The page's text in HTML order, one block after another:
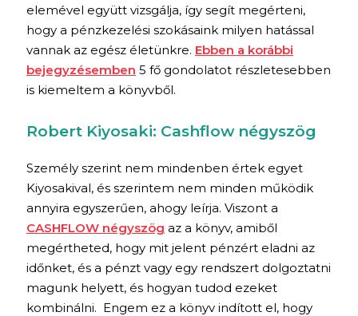
elemével együtt vizsgálja, így segít megérteni,
hogy a pénzkezelési szokásaink milyen hatással
vannak az egész életünkre. Ebben a korábbi
bejegyzésemben 5 fő gondolatot részletesebben
is kiemeltem a könyvből.
Robert Kiyosaki: Cashflow négyszög
Személy szerint nem mindenben értek egyet
Kiyosakival, és szerintem nem minden működik
annyira egyszerűen, ahogy leírja. Viszont a
CASHFLOW négyszög az a könyv, amiből
megértheted, hogy mit jelent pénzért eladni az
időnket, és a pénzt vagy egy rendszert dolgoztatni
magunk helyett, és hogyan tudod ezeket
kombinálni. Engem ez a könyv indított el, hogy